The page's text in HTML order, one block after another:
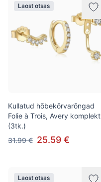
Laost otsas
Kullatud hõbekõrvarõngad
Folie à Trois, Avery komplekt
(3tk.)
31.99 € 25.59 €
Laost otsas